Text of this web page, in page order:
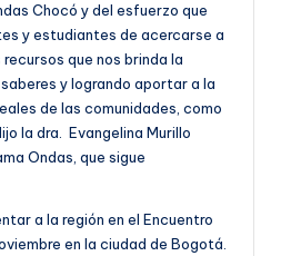
Chocó y del esfuerzo que
y estudiantes de acercarse a
que nos brinda la
y logrando aportar a la
de las comunidades, como
la dra. Evangelina Murillo
Ondas, que sigue
a la región en el Encuentro
en la ciudad de Bogotá.